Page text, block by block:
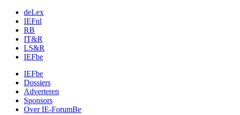
deLex
IEFnl
RB
IT&R
LS&R
IEFbe
IEFbe
Dossiers
Adverteren
Sponsors
Over IE-ForumBe